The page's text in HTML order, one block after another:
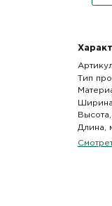
Тип
Длина,